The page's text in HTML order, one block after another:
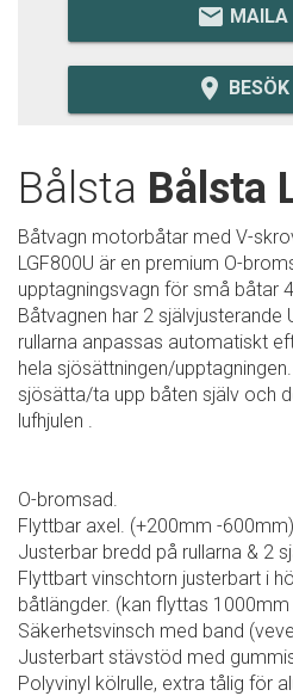
email MAILA
room
Bålsta Bålsta
Båtvagn motorbåtar med V-
LGF800U är en premium O-
upptagningsvagn för små båtar
Båtvagnen har 2
rullarna anpassas automatiskt
hela sjösättningen/
sjösätta/ta upp båten själv och
lufhjulen .
O-bromsad.
Flyttbar axel. (+200mm -600mm).
Justerbar bredd på rullarna & 2
Flyttbart vinschtorn justerbart i
båtlängder. (kan flyttas 1000mm
Säkerhetsvinsch med band
Justerbart stävstöd med
Polyvinyl kölrulle, extra tålig för